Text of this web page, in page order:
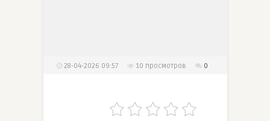
28-04-2026 09:57 10 просмотров 0